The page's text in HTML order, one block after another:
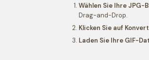
Wählen Sie Ihre JPG-
Drag-and-Drop.
Klicken Sie auf
Laden Sie Ihre GIF-